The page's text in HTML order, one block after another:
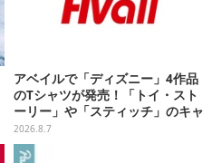
アベイルで「ディズニー」4作品
のTシャツが発売！「トイ・スト
ーリー」や「スティッチ」のキャ
ラを刺しゅうでデザイン
2026.8.7